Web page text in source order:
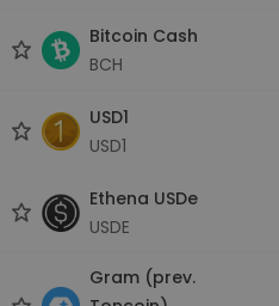
Bitcoin Cash
BCH
USD1
USD1
Ethena USDe
USDE
Gram (prev.